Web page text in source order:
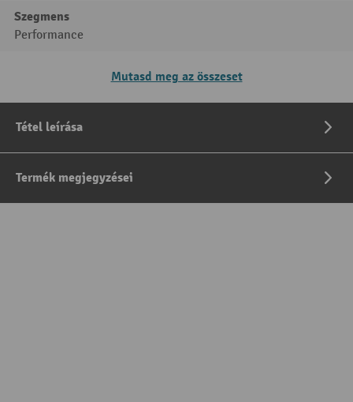
Szegmens
Performance
Mutasd meg az összeset
Tétel leírása
Termék megjegyzései